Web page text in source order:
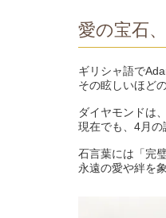
愛の宝石
ギリシャ語で
その眩しいほど
ダイヤモンドは
現在でも、4月の
石言葉には「完
永遠の愛や絆を